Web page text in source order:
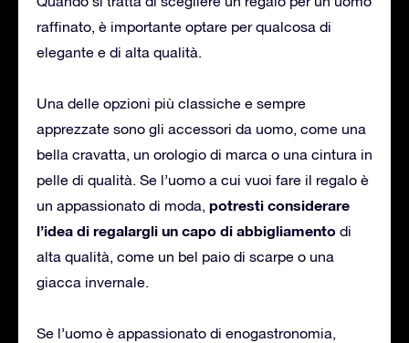
raffinato, è importante optare per qualcosa di
elegante e di alta qualità.
Una delle opzioni più classiche e sempre
apprezzate sono gli accessori da uomo, come una
bella cravatta, un orologio di marca o una cintura in
pelle di qualità. Se l’uomo a cui vuoi fare il regalo è
un appassionato di moda, potresti considerare
l’idea di regalargli un capo di abbigliamento di
alta qualità, come un bel paio di scarpe o una
giacca invernale.
Se l’uomo è appassionato di enogastronomia,